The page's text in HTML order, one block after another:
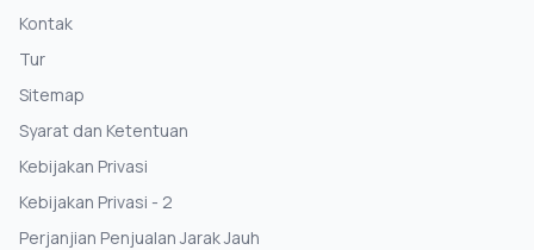
Kontak
Tur
Sitemap
Syarat dan Ketentuan
Kebijakan Privasi
Kebijakan Privasi - 2
Perjanjian Penjualan Jarak Jauh